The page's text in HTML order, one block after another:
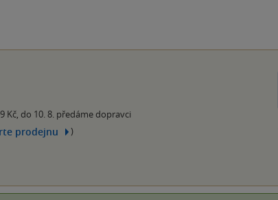
Kč, do 10. 8. předáme dopravci
prodejnu )